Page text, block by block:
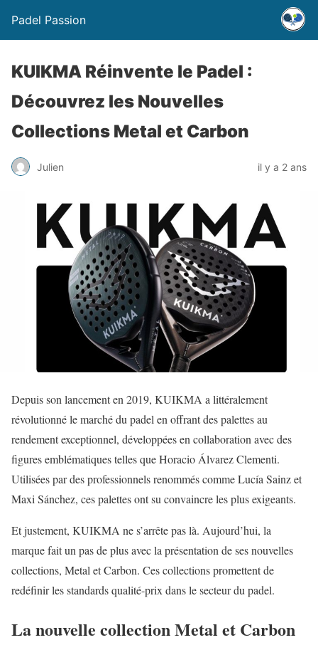
Padel Passion
KUIKMA Réinvente le Padel :
Découvrez les Nouvelles
Collections Metal et Carbon
Julien il y a 2 ans
Depuis son lancement en 2019, KUIKMA a littéralement
révolutionné le marché du padel en offrant des palettes au
rendement exceptionnel, développées en collaboration avec des
figures emblématiques telles que Horacio Álvarez Clementi.
Utilisées par des professionnels renommés comme Lucía Sainz et
Maxi Sánchez, ces palettes ont su convaincre les plus exigeants.
Et justement, KUIKMA ne s’arrête pas là. Aujourd’hui, la
marque fait un pas de plus avec la présentation de ses nouvelles
collections, Metal et Carbon. Ces collections promettent de
redéfinir les standards qualité-prix dans le secteur du padel.
La nouvelle collection Metal et Carbon